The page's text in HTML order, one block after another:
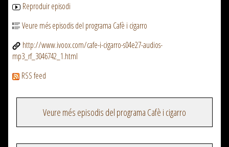
Reproduir episodi
Veure més episodis del programa Cafè i cigarro
http://www.ivoox.com/cafe-i-cigarro-s04e27-audios-
mp3_rf_3046742_1.html
RSS feed
Veure més episodis del programa Cafè i cigarro